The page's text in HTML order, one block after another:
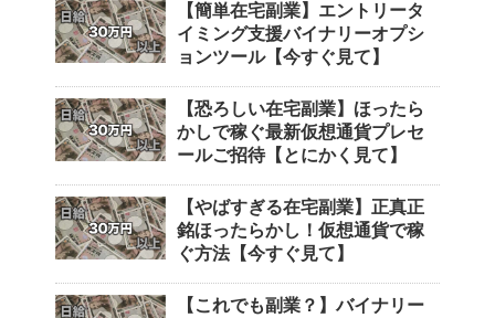
【簡単在宅副業】エントリータ
イミング支援バイナリーオプシ
ョンツール【今すぐ見て】
【恐ろしい在宅副業】ほったら
かしで稼ぐ最新仮想通貨プレセ
ールご招待【とにかく見て】
【やばすぎる在宅副業】正真正
銘ほったらかし！仮想通貨で稼
ぐ方法【今すぐ見て】
【これでも副業？】バイナリー